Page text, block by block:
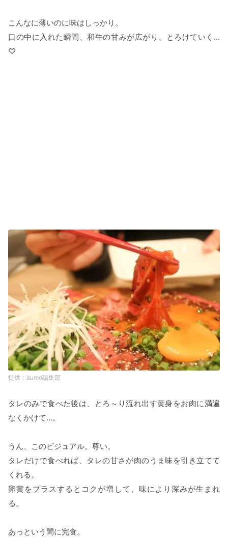
こんなに薄いのに味はしっかり。
口の中に入れた瞬間、和牛の甘みが広がり、とろけていく…
♡
aumo編集部
タレのみで食べた後は、とろ～り流れ出す黄身をお肉に満遍
なくかけて…。
うん、このビジュアル。尊い。
タレだけで食べれば、タレの甘さが肉のうま味を引き立てて
くれる。
卵黄をプラスするとコクが増して、味により深みが生まれ
る。
あっという間に完食。